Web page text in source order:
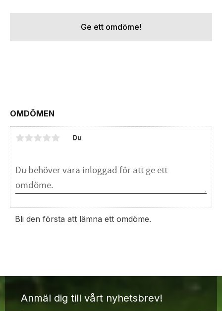
Ge ett omdöme!
OMDÖMEN
Du
Bli den första att lämna ett omdöme.
Anmäl dig till vårt nyhetsbrev!